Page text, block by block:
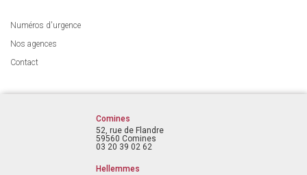
Numéros d'urgence
Nos agences
Contact
Comines
52, rue de Flandre
59560 Comines
03 20 39 02 62
Hellemmes